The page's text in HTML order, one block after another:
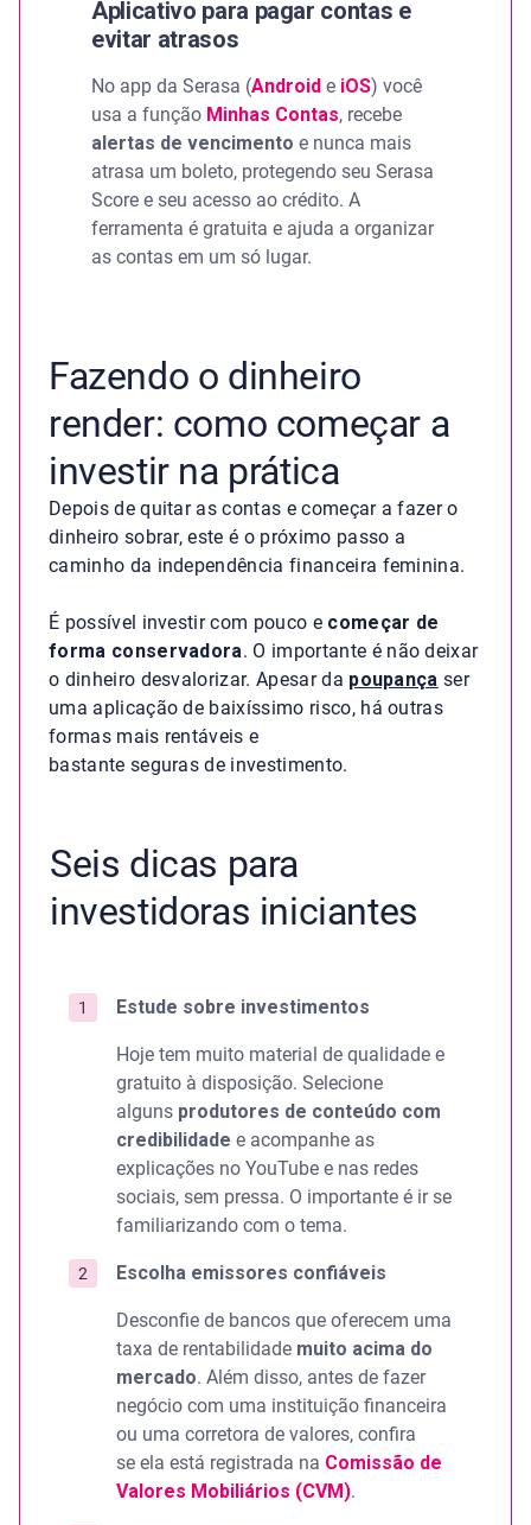
Aplicativo para pagar contas e
evitar atrasos
No app da Serasa (Android e iOS) você
usa a função Minhas Contas, recebe
alertas de vencimento e nunca mais
atrasa um boleto, protegendo seu Serasa
Score e seu acesso ao crédito. A
ferramenta é gratuita e ajuda a organizar
as contas em um só lugar.
Fazendo o dinheiro
render: como começar a
investir na prática
Depois de quitar as contas e começar a fazer o
dinheiro sobrar, este é o próximo passo a
caminho da independência financeira feminina.
É possível investir com pouco e começar de
forma conservadora. O importante é não deixar
o dinheiro desvalorizar. Apesar da poupança ser
uma aplicação de baixíssimo risco, há outras
formas mais rentáveis e
bastante seguras de investimento.
Seis dicas para
investidoras iniciantes
Estude sobre investimentos
Hoje tem muito material de qualidade e
gratuito à disposição. Selecione
alguns produtores de conteúdo com
credibilidade e acompanhe as
explicações no YouTube e nas redes
sociais, sem pressa. O importante é ir se
familiarizando com o tema.
Escolha emissores confiáveis
Desconfie de bancos que oferecem uma
taxa de rentabilidade muito acima do
mercado. Além disso, antes de fazer
negócio com uma instituição financeira
ou uma corretora de valores, confira
se ela está registrada na Comissão de
Valores Mobiliários (CVM).